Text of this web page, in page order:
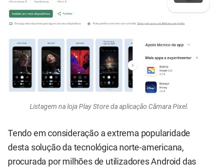
Listagem na loja Play Store da aplicação Câmara Pixel.
Tendo em consideração a extrema popularidade
desta solução da tecnológica norte-americana,
procurada por milhões de utilizadores Android das